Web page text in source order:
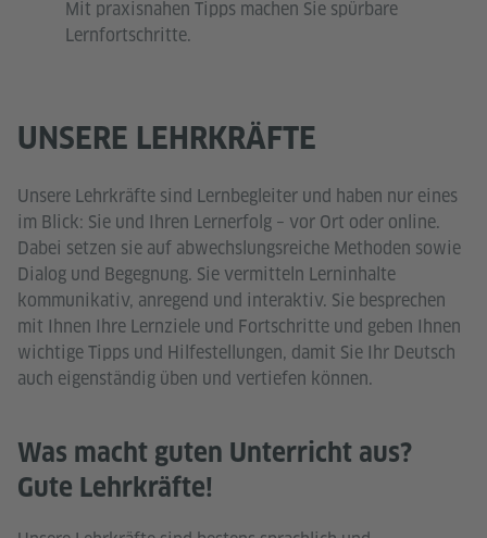
Mit praxisnahen Tipps machen Sie spürbare
Lernfortschritte.
UNSERE LEHRKRÄFTE
Unsere Lehrkräfte sind Lernbegleiter und haben nur eines
im Blick: Sie und Ihren Lernerfolg – vor Ort oder online.
Dabei setzen sie auf abwechslungsreiche Methoden sowie
Dialog und Begegnung. Sie vermitteln Lerninhalte
kommunikativ, anregend und interaktiv. Sie besprechen
mit Ihnen Ihre Lernziele und Fortschritte und geben Ihnen
wichtige Tipps und Hilfestellungen, damit Sie Ihr Deutsch
auch eigenständig üben und vertiefen können.
Was macht guten Unterricht aus?
Gute Lehrkräfte!